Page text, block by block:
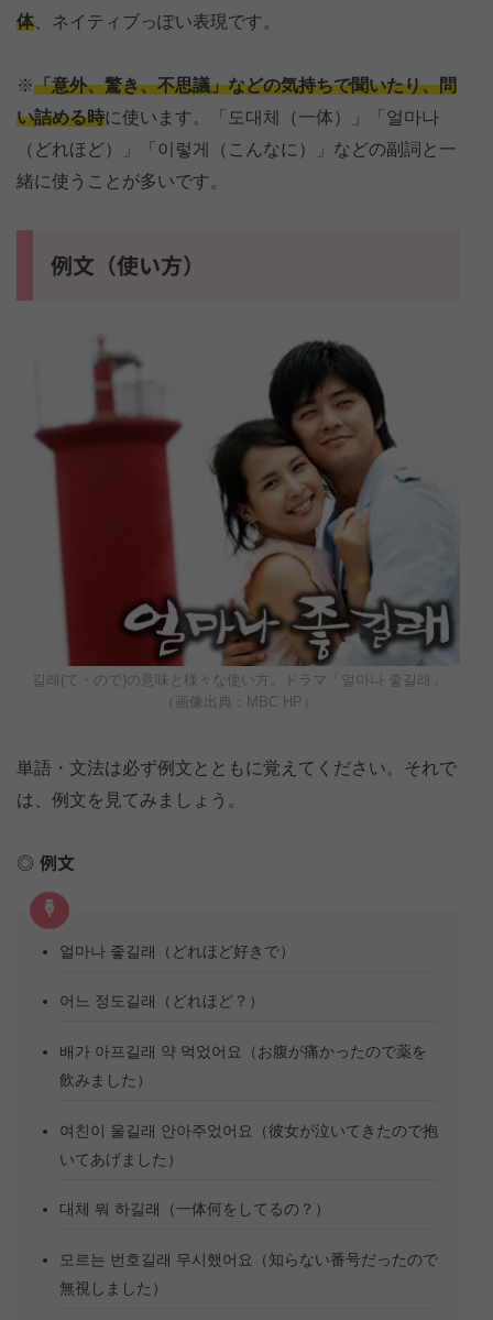
体 、ネイティブっぽい表現です。
※「意外、驚き、不思議」などの気持ちで聞いたり、問
い詰める時に使います。「도대체（一体）」「얼마나
（どれほど）」「이렇게（こんなに）」などの副詞と一
緒に使うことが多いです。
例文（使い方）
길래(て・ので)の意味と様々な使い方。ドラマ「얼마나 좋길래」
（画像出典：MBC HP）
単語・文法は必ず例文とともに覚えてください。それで
は、例文を見てみましょう。
例文
얼마나 좋길래（どれほど好きで）
어느 정도길래（どれほど？）
배가 아프길래 약 먹었어요（お腹が痛かったので薬を
飲みました）
여친이 울길래 안아주었어요（彼女が泣いてきたので抱
いてあげました）
대체 뭐 하길래（一体何をしてるの？）
모르는 번호길래 무시했어요（知らない番号だったので
無視しました）